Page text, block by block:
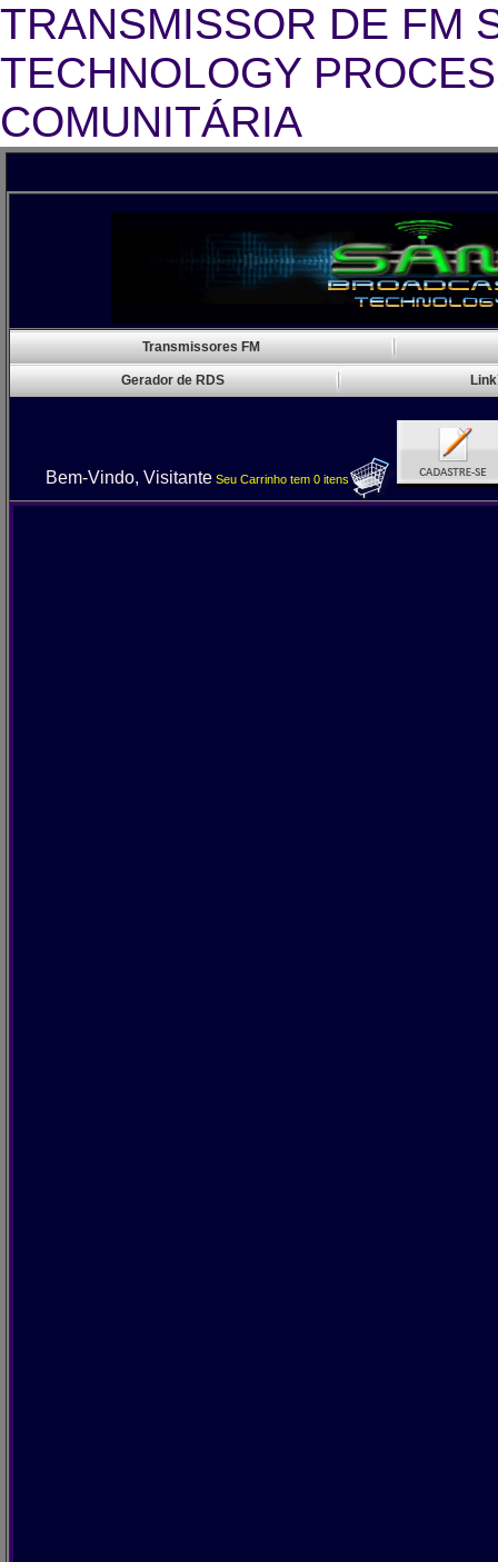
TRANSMISSOR DE FM
TECHNOLOGY
COMUNITÁRIA
Transmissores FM
Gerador de RDS
Bem-Vindo, Visitante Seu Carrinho tem 0 itens